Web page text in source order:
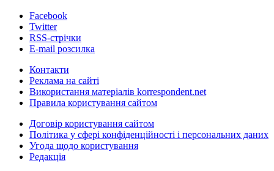
Facebook
Twitter
RSS-стрічки
E-mail розсилка
Контакти
Реклама на сайті
Використання матеріалів korrespondent.net
Правила користування сайтом
Договір користування сайтом
Політика у сфері конфіденційності і персональних даних
Угода щодо користування
Редакція